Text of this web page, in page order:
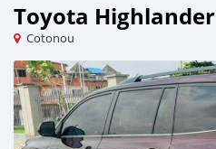
Toyota Highlander
Cotonou